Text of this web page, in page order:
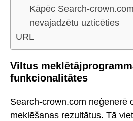
Kāpēc Search-crown.com
nevajadzētu uzticēties
URL
Viltus
funkcionalitātes
Search-crown.com neģenerē
meklēšanas rezultātus. Tā